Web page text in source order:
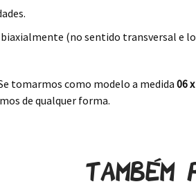
(no sentido transversal e
tomarmos como modelo a medida 06
de qualquer forma.